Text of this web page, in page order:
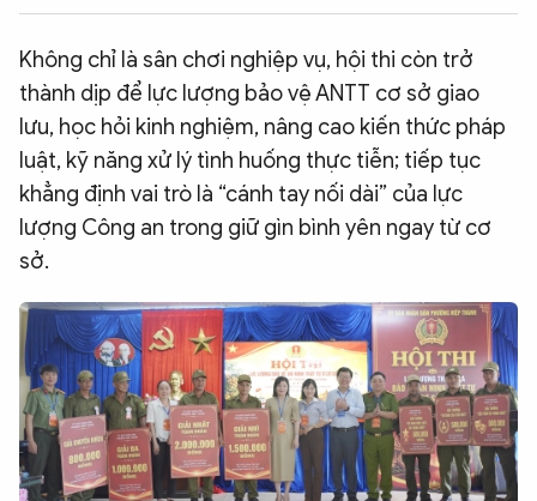
CÔNG NGHỆ
QUỐC TẾ
VĂN HÓA - THỂ THAO
BẠN ĐỌC & CAND
ĐA PHƯƠNG TIỆN
eMagazine
Podcast
Video Ảnh
Infographic
Chuyên trangAn ninh thế giớiVăn nghệ Công an
Không chỉ là sân chơi nghiệp vụ, hội thi còn trở
thành dịp để lực lượng bảo vệ ANTT cơ sở giao
lưu, học hỏi kinh nghiệm, nâng cao kiến thức pháp
luật, kỹ năng xử lý tình huống thực tiễn; tiếp tục
khẳng định vai trò là “cánh tay nối dài” của lực
lượng Công an trong giữ gìn bình yên ngay từ cơ
sở.